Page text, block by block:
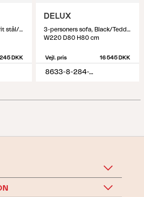
2,5 sæder sofa , Rustfrit stål/Nearly black
DKK
DELUX
3-personers sofa, Black/Teddy Beige
W220 D80 H80 cm
Vejl. pris 16 545 DKK
8633-8-284-79